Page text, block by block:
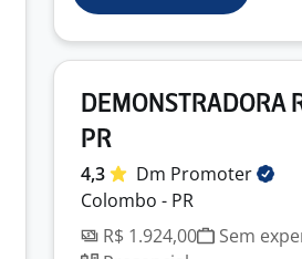
DEMONSTRADORA
PR
4,3 Dm Promoter
Colombo - PR
R$ 1.924,00
Sem